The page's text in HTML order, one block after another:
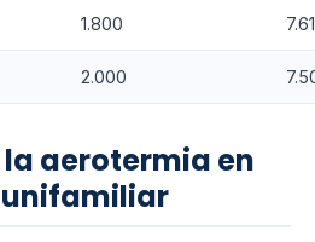
1.800 7.61
2.000
aerotermia en